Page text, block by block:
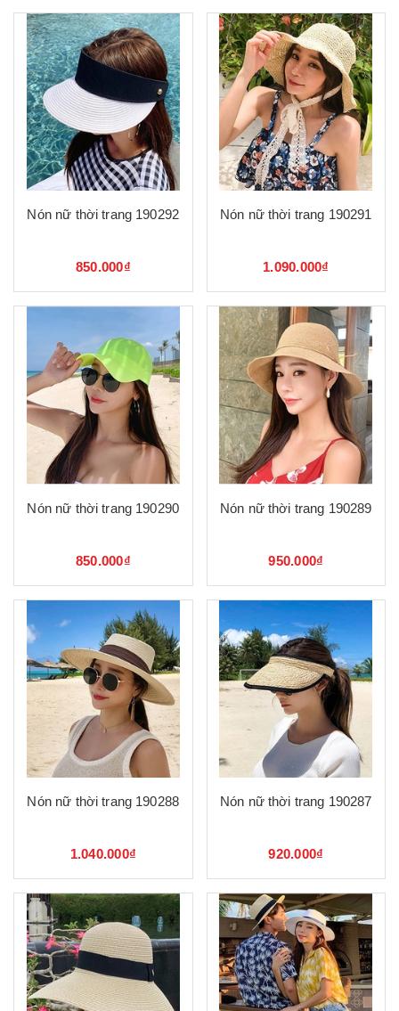
Nón nữ thời trang 190292
850.000₫
Nón nữ thời trang 190291
1.090.000₫
Nón nữ thời trang 190290
850.000₫
Nón nữ thời trang 190289
950.000₫
Nón nữ thời trang 190288
1.040.000₫
Nón nữ thời trang 190287
920.000₫